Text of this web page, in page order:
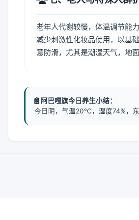
老年人代谢较慢，体温调节能
减少刺激性化妆品使用，以基
意防滑，尤其是潮湿天气，地
阿巴嘎旗今日养生小结：
今日阴，气温20℃，湿度74%，